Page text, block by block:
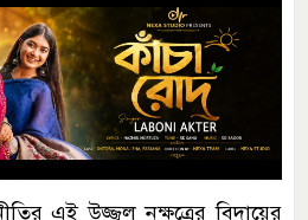
এই উজ্জ্বল নক্ষত্রের বিদায়ের